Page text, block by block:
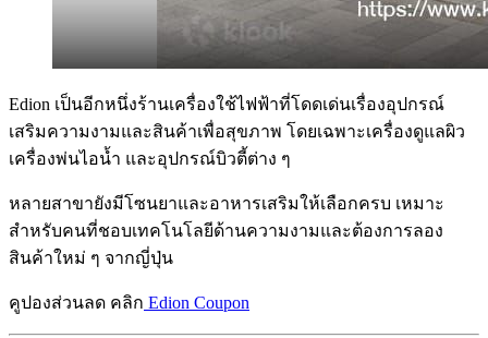
Edion เป็นอีกหนึ่งร้านเครื่องใช้ไฟฟ้าที่โดดเด่นเรื่องอุปกรณ์
เสริมความงามและสินค้าเพื่อสุขภาพ โดยเฉพาะเครื่องดูแลผิว
เครื่องพ่นไอน้ำ และอุปกรณ์บิวตี้ต่าง ๆ
หลายสาขายังมีโซนยาและอาหารเสริมให้เลือกครบ เหมาะ
สำหรับคนที่ชอบเทคโนโลยีด้านความงามและต้องการลอง
สินค้าใหม่ ๆ จากญี่ปุ่น
คูปองส่วนลด คลิก Edion Coupon